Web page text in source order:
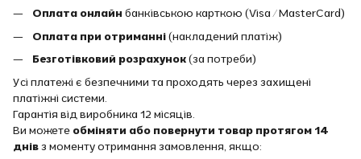
Оплата онлайн банківською карткою (Visa / MasterCard)
Оплата при отриманні(накладений платіж)
Безготівковий розрахунок(за потреби)
Усі платежі є безпечними та проходять через захищені
платіжні системи.
Гарантія від виробника 12 місяців.
Ви можете обміняти або повернути товар протягом 14
днівз моменту отримання замовлення, якщо: